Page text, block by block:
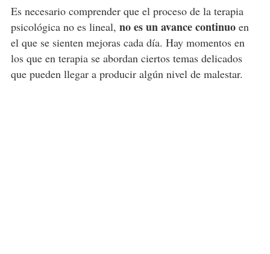
Es necesario comprender que el proceso de la terapia
psicológica no es lineal, no es un avance continuoen
el que se sienten mejoras cada día. Hay momentos en
los que en terapia se abordan ciertos temas delicados
que pueden llegar a producir algún nivel de malestar.